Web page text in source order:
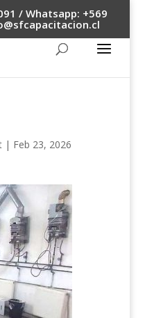
/ Whatsapp: +569
| Feb 23, 2026